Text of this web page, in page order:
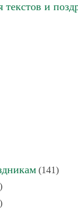
текстов и
(141)